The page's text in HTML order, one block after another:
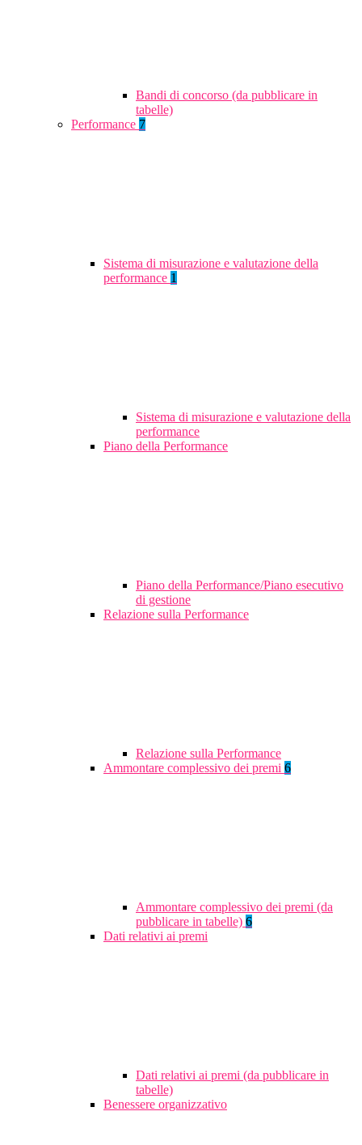
Bandi di concorso (da pubblicare in
tabelle)
Performance 7
Sistema di misurazione e valutazione della
performance 1
Sistema di misurazione e valutazione della
performance
Piano della Performance
Piano della Performance/Piano esecutivo
di gestione
Relazione sulla Performance
Relazione sulla Performance
Ammontare complessivo dei premi 6
Ammontare complessivo dei premi (da
pubblicare in tabelle) 6
Dati relativi ai premi
Dati relativi ai premi (da pubblicare in
tabelle)
Benessere organizzativo